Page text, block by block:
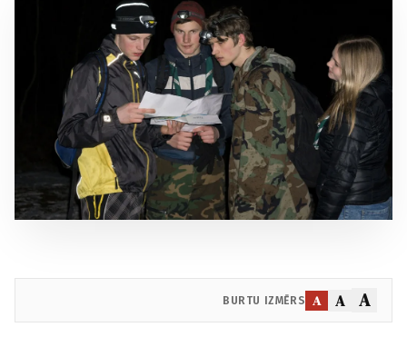
BURTU IZMĒRS A A A